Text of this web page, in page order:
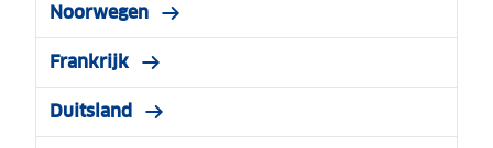
Noorwegen
Frankrijk
Duitsland